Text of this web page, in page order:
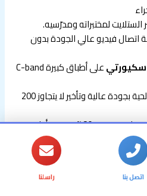
الستلايت لمختبراته ومدرّسيه.
اتصال فيديو عالي الجودة بدون
على أطباق كبيرة C-band
لذلك، استقبل الطلاب الدروس الحية بجودة عالية وتأخير لا يتجاوز 200
وبالتالي، ارتفع معدل الحضور الافتراضي بنسبة 80% وتحسن أداء
اتصل بنا راسلنا